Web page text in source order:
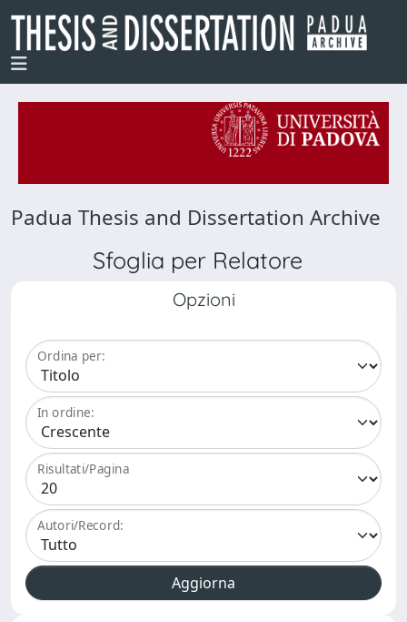
Padua Thesis and Dissertation Archive
Sfoglia per Relatore
Opzioni
Ordina per:
In ordine:
Risultati/Pagina
Autori/Record: